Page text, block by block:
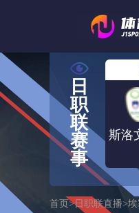
日
职
联
赛
事
首页 >日职联直播>